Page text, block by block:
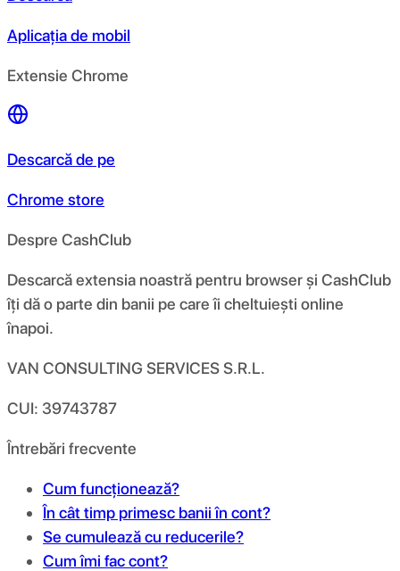
Aplicația de mobil
Extensie Chrome
Descarcă de pe
Chrome store
Despre CashClub
Descarcă extensia noastră pentru browser și CashClub
îți dă o parte din banii pe care îi cheltuiești online
înapoi.
VAN CONSULTING SERVICES S.R.L.
CUI: 39743787
Întrebări frecvente
Cum funcționează?
În cât timp primesc banii în cont?
Se cumulează cu reducerile?
Cum îmi fac cont?